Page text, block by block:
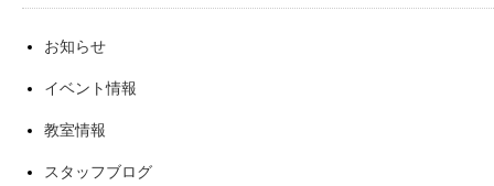
お知らせ
イベント情報
教室情報
スタッフブログ